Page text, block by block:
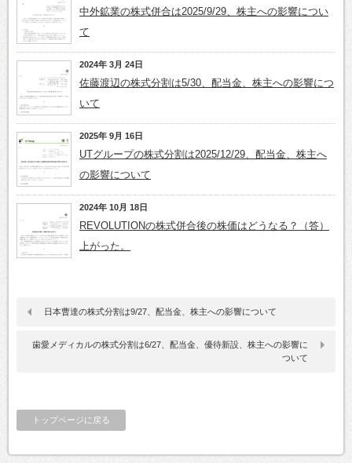
中外鉱業の株式併合は2025/9/29、株主への影響につい
て
2024年 3月 24日
佐藤渡辺の株式分割は5/30、配当金、株主への影響につ
いて
2025年 9月 16日
UTグループの株式分割は2025/12/29、配当金、株主へ
の影響について
2024年 10月 18日
REVOLUTIONの株式併合後の株価はどうなる？（答）
上がった。
日本曹達の株式分割は9/27、配当金、株主への影響について
歯愛メディカルの株式分割は6/27、配当金、優待新設、株主への影響に
ついて
トップページに戻る